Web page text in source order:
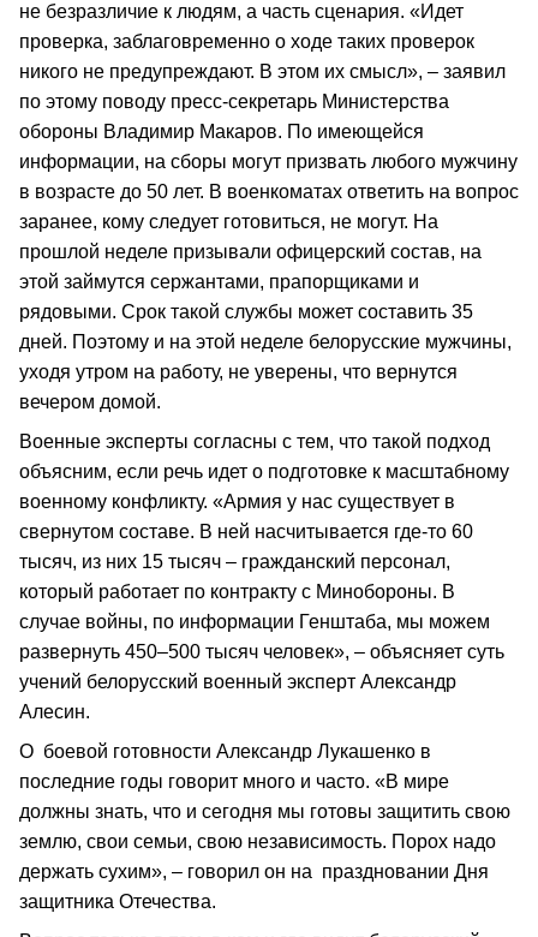
не безразличие к людям, а часть сценария. «Идет
проверка, заблаговременно о ходе таких проверок
никого не предупреждают. В этом их смысл», – заявил
по этому поводу пресс-секретарь Министерства
обороны Владимир Макаров. По имеющейся
информации, на сборы могут призвать любого мужчину
в возрасте до 50 лет. В военкоматах ответить на вопрос
заранее, кому следует готовиться, не могут. На
прошлой неделе призывали офицерский состав, на
этой займутся сержантами, прапорщиками и
рядовыми. Срок такой службы может составить 35
дней. Поэтому и на этой неделе белорусские мужчины,
уходя утром на работу, не уверены, что вернутся
вечером домой.
Военные эксперты согласны с тем, что такой подход
объясним, если речь идет о подготовке к масштабному
военному конфликту. «Армия у нас существует в
свернутом составе. В ней насчитывается где-то 60
тысяч, из них 15 тысяч – гражданский персонал,
который работает по контракту с Минобороны. В
случае войны, по информации Генштаба, мы можем
развернуть 450–500 тысяч человек», – объясняет суть
учений белорусский военный эксперт Александр
Алесин.
О боевой готовности Александр Лукашенко в
последние годы говорит много и часто. «В мире
должны знать, что и сегодня мы готовы защитить свою
землю, свои семьи, свою независимость. Порох надо
держать сухим», – говорил он на праздновании Дня
защитника Отечества.